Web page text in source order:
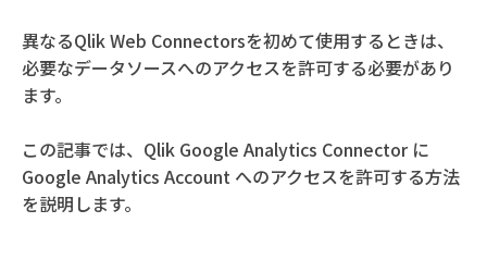
異なるQlik Web Connectorsを初めて使用するときは、
必要なデータソースへのアクセスを許可する必要があり
ます。
この記事では、Qlik Google Analytics Connector に
Google Analytics Account へのアクセスを許可する方法
を説明します。